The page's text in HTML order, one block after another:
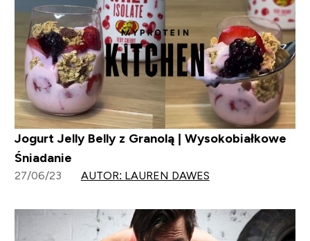
Jogurt Jelly Belly z Granolą | Wysokobiałkowe
Śniadanie
27/06/23 AUTOR: LAUREN DAWES